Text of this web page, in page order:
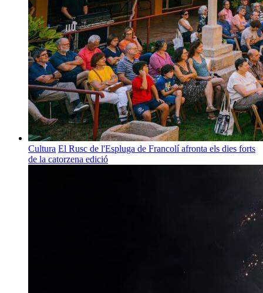
Cultura El Rusc de l'Espluga de Francolí afronta els dies forts
de la catorzena edició